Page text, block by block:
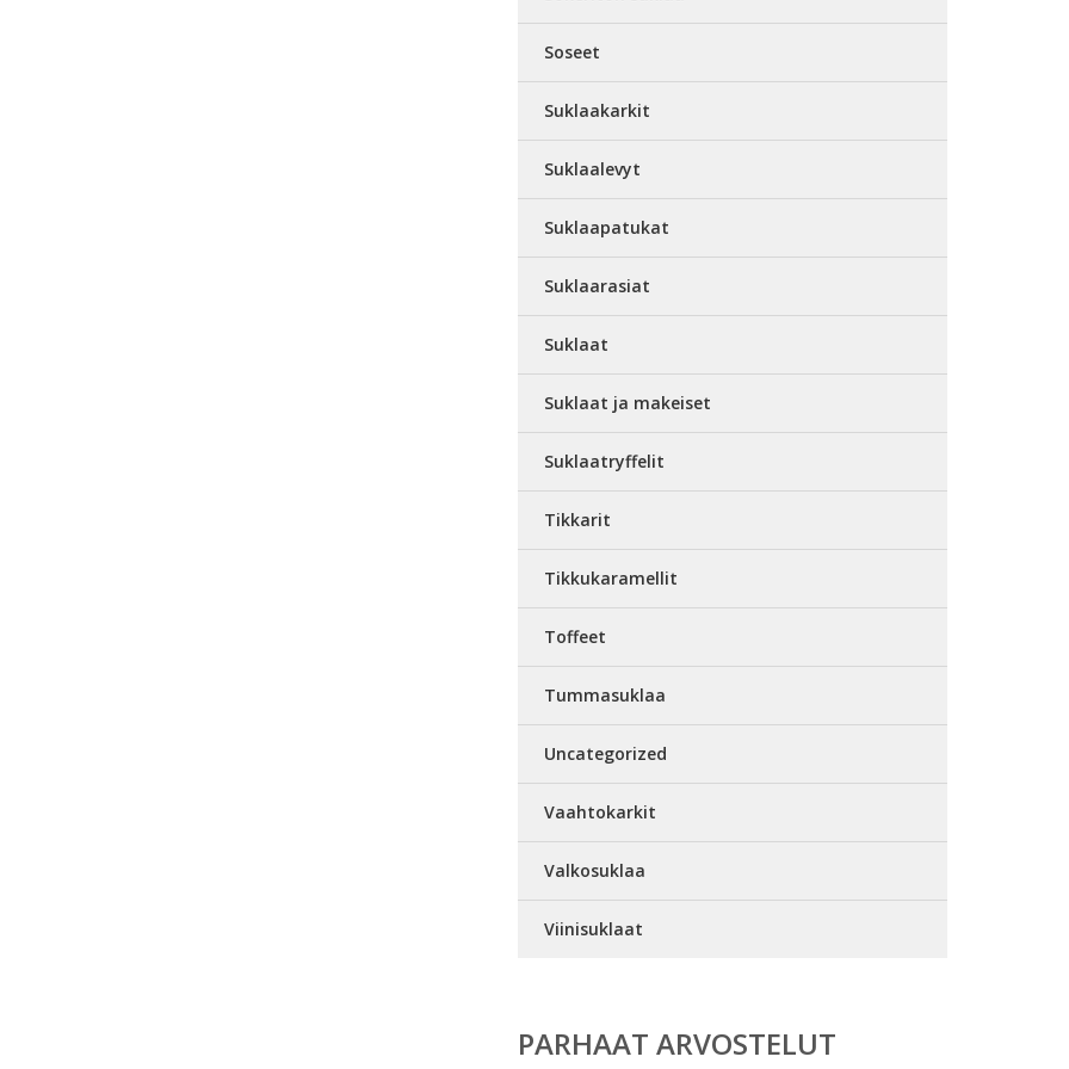
Soseet
Suklaakarkit
Suklaalevyt
Suklaapatukat
Suklaarasiat
Suklaat
Suklaat ja makeiset
Suklaatryffelit
Tikkarit
Tikkukaramellit
Toffeet
Tummasuklaa
Uncategorized
Vaahtokarkit
Valkosuklaa
Viinisuklaat
PARHAAT ARVOSTELUT